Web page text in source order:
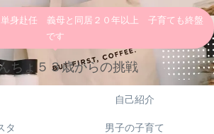
身赴任 義母と同居２０年以上 子育ても終盤
です
ちょ５３歳からの挑戦
自己紹介
タ 男子の子育て